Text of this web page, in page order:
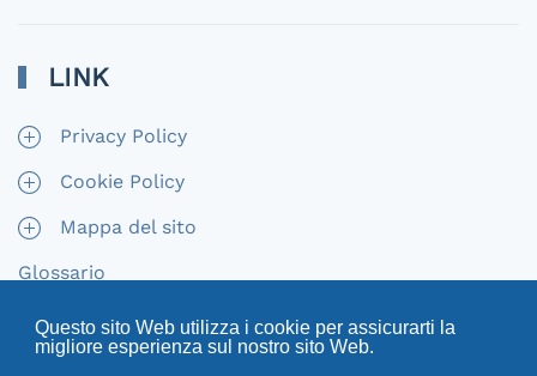
Questo sito Web utilizza i cookie per assicurarti la
migliore esperienza sul nostro sito Web.
LINK
Privacy Policy
Cookie Policy
Mappa del sito
Glossario